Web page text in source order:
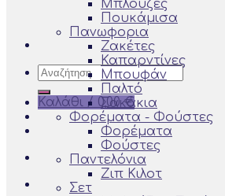
Αναζήτηση
για:
Καλάθι / 0,00€
Μπλούζες
Πουκάμισα
Πανωφορια
Ζακέτες
Καπαρντίνες
Μπουφάν
Παλτό
Σακάκια
Φορέματα - Φούστες
Φορέματα
Φούστες
Παντελόνια
Ζιπ Κιλoτ
Σετ